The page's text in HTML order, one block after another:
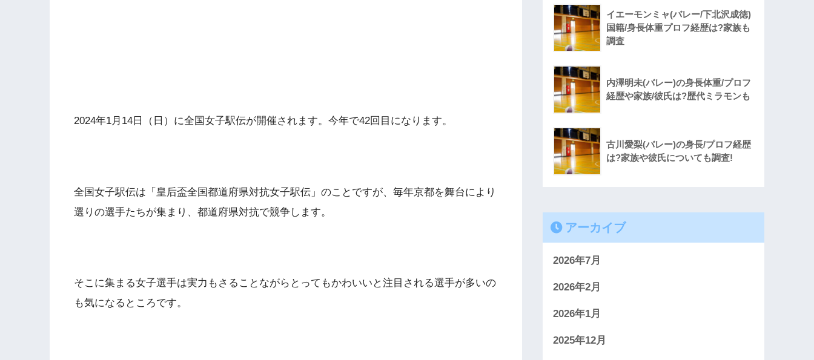
2024年1月14日（日）に全国女子駅伝が開催されます。今年で42回目になります。
全国女子駅伝は「皇后盃全国都道府県対抗女子駅伝」のことですが、毎年京都を舞台により
選りの選手たちが集まり、都道府県対抗で競争します。
そこに集まる女子選手は実力もさることながらとってもかわいいと注目される選手が多いの
も気になるところです。
イエーモンミャ(バレー/下北沢成徳)
国籍/身長体重プロフ経歴は?家族も
調査
内澤明未(バレー)の身長体重/プロフ
経歴や家族/彼氏は?歴代ミラモンも
古川愛梨(バレー)の身長/プロフ経歴
は?家族や彼氏についても調査!
アーカイブ
2026年7月
2026年2月
2026年1月
2025年12月